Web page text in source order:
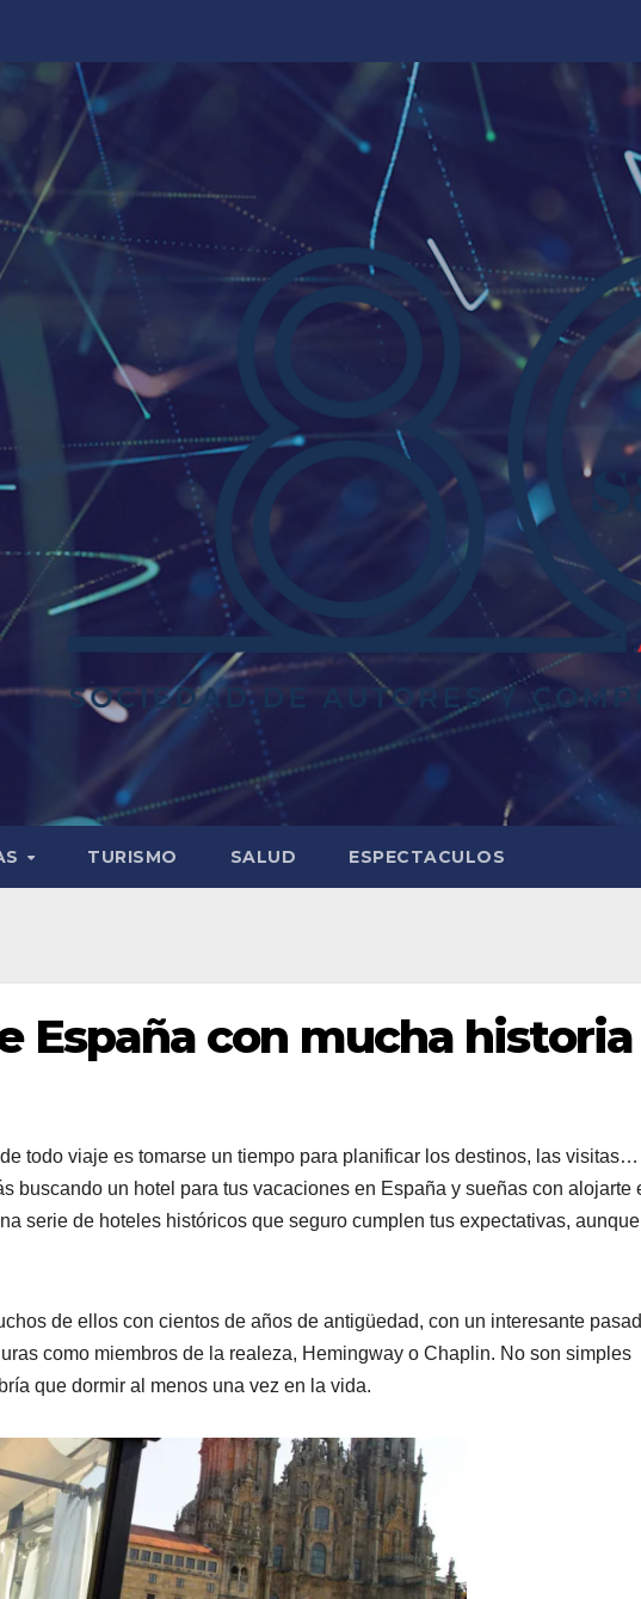
TURISMO SALUD ESPECTACULOS
España con mucha historia
todo viaje es tomarse un tiempo para planificar los destinos, las
buscando un hotel para tus vacaciones en España y sueñas con alojarte
serie de hoteles históricos que seguro cumplen tus expectativas,
de ellos con cientos de años de antigüedad, con un interesante
como miembros de la realeza, Hemingway o Chaplin. No son simples
que dormir al menos una vez en la vida.